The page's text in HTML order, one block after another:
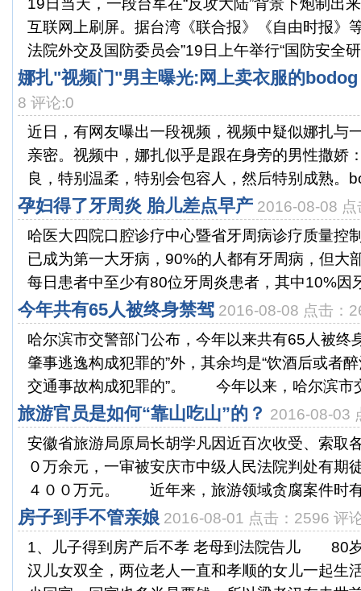
19日当天，一段台军在“反攻大陆”背景下炮制出
互联网上刷屏。据台湾《联合报》《自由时报》
法院外交及国防委员会”19日上午举行“国防安全
娜扎"视频门"男主曝光:网上卖衣服的bodog
8 评论:0
近日，有网友曝出一段视频，视频中疑似娜扎与
亲密。视频中，娜扎似乎是跟在身旁的男性撒娇
良，特别温柔，特别会包容人，然后特别成熟。
孕妇得了牙周炎 胎儿差点早产 2016-08-08
哈医大四院口腔诊疗中心暨省牙周病诊疗质量控
已成为第一大牙病，90%的人都有牙周病，但大
每日患者中至少有80位牙周炎患者，其中10%因
今年共有65人被终身禁驾 2016-08-08 点击：
哈尔滨市交警部门公布，今年以来共有65人被终
肇事逃逸构成犯罪的”外，其余均是“饮酒后或者
交通事故构成犯罪的”。 今年以来，哈尔滨市
旅游官员是如何“靠山吃山”的？ 2016-08-03
安徽省旅游局原局长胡学凡因近百次收受、索取
０万余元，一审被安庆市中级人民法院判处有期
４００万元。 近年来，旅游领域贪腐案件时
房子到手不管亲娘 2016-08-01 点击：2596 评
1、儿子得到房产后不孝 老母到法院告儿 80
汉儿女双全，两位老人一直和孝顺的女儿一起生